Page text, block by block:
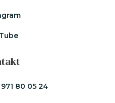
80 05 24